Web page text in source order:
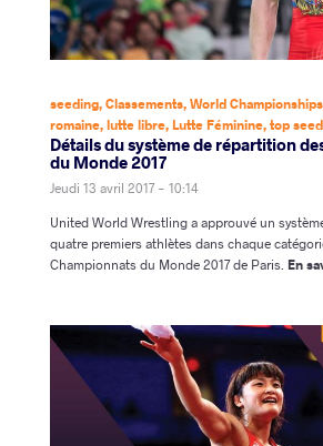
seeding,Classements,World Championships
romaine,lutte libre,Lutte Féminine,top
Détails du système de répartition
du Monde 2017
Jeudi 13 avril 2017 - 10:14
United World Wrestling a approuvé un
quatre premiers athlètes dans chaque
Championnats du Monde 2017 de Paris. En